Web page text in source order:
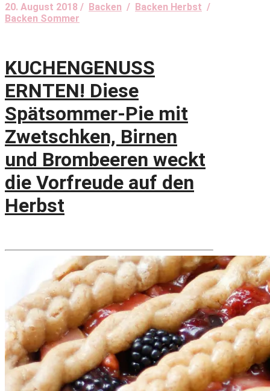
20. August 2018 / Backen / Backen Herbst /
Backen Sommer
KUCHENGENUSS
ERNTEN! Diese
Spätsommer-Pie mit
Zwetschken, Birnen
und Brombeeren weckt
die Vorfreude auf den
Herbst